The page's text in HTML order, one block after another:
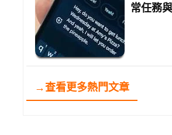
常任務
→查看更多熱門文章